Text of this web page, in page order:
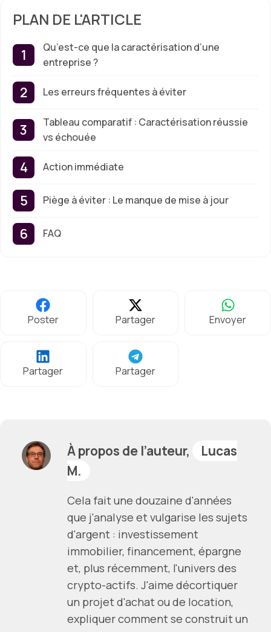
PLAN DE L'ARTICLE
Qu’est-ce que la caractérisation d’une
entreprise ?
Les erreurs fréquentes à éviter
Tableau comparatif : Caractérisation réussie
vs échouée
Action immédiate
Piège à éviter : Le manque de mise à jour
FAQ
Poster Partager Envoyer
Partager Partager
À propos de l’auteur,
Lucas
M.
Cela fait une douzaine d'années
que j'analyse et vulgarise les sujets
d'argent : investissement
immobilier, financement, épargne
et, plus récemment, l'univers des
crypto-actifs. J'aime décortiquer
un projet d'achat ou de location,
expliquer comment se construit un